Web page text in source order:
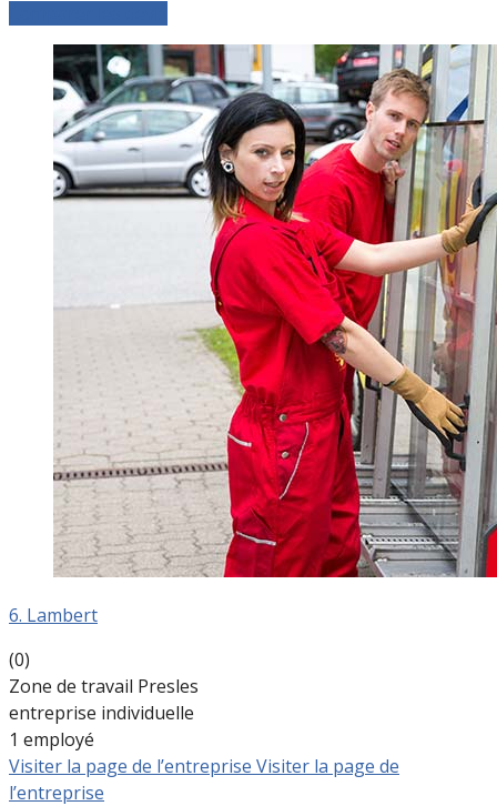
6. Lambert
(0)
Zone de travail Presles
entreprise individuelle
1 employé
Visiter la page de l’entreprise Visiter la page de
l’entreprise